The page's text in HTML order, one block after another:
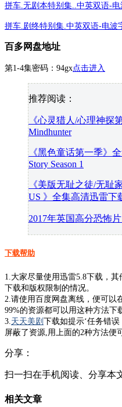
拼车.无剧本特别集..中英双语-电
拼车.剧终特别集.中英双语-电波
百多网盘地址
第1-4集密码：94gx点击进入
推荐阅读：
《心灵猎人/心理神探
Mindhunter
《黑色童话第一季》
Story Season 1
《美版无耻之徒/无耻
US 》全集高清迅雷下
2017年英国高分恐怖
下载帮助
1.大家尽量使用迅雷5.8下载，
下载和版权限制的情况。
2.请使用百度网盘离线，便可以
99%的资源都可以用这种方法下
3.天天美剧 下载如提示‘任务错
屏蔽了资源,用上面的2种方法便
分享：
扫一扫在手机阅读、分享本
相关文章